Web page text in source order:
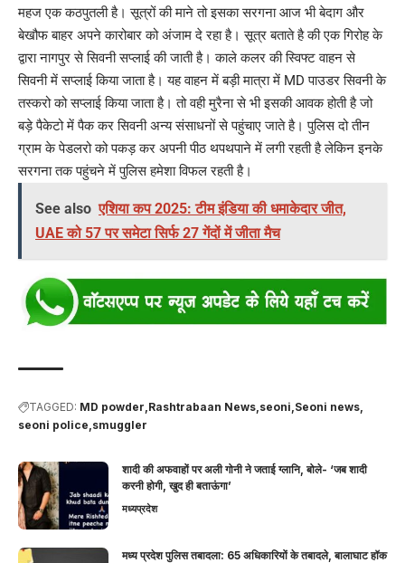
महज एक कठपुतली है। सूत्रों की माने तो इसका सरगना आज भी बेदाग और
बेखौफ बाहर अपने कारोबार को अंजाम दे रहा है। सूत्र बताते है की एक गिरोह के
द्वारा नागपुर से सिवनी सप्लाई की जाती है। काले कलर की स्विफ्ट वाहन से
सिवनी में सप्लाई किया जाता है। यह वाहन में बड़ी मात्रा में MD पाउडर सिवनी के
तस्करो को सप्लाई किया जाता है। तो वही मुरैना से भी इसकी आवक होती है जो
बड़े पैकेटो में पैक कर सिवनी अन्य संसाधनों से पहुंचाए जाते है। पुलिस दो तीन
ग्राम के पेडलरो को पकड़ कर अपनी पीठ थपथपाने में लगी रहती है लेकिन इनके
सरगना तक पहुंचने में पुलिस हमेशा विफल रहती है।
See also एशिया कप 2025: टीम इंडिया की धमाकेदार जीत,
UAE को 57 पर समेटा सिर्फ 27 गेंदों में जीता मैच
TAGGED: MD powder Rashtrabaan News seoni Seoni news
seoni police smuggler
शादी की अफवाहों पर अली गोनी ने जताई ग्लानि, बोले- ‘जब शादी
करनी होगी, खुद ही बताऊंगा’
मध्यप्रदेश
मध्य प्रदेश पुलिस तबादला: 65 अधिकारियों के तबादले, बालाघाट हॉक